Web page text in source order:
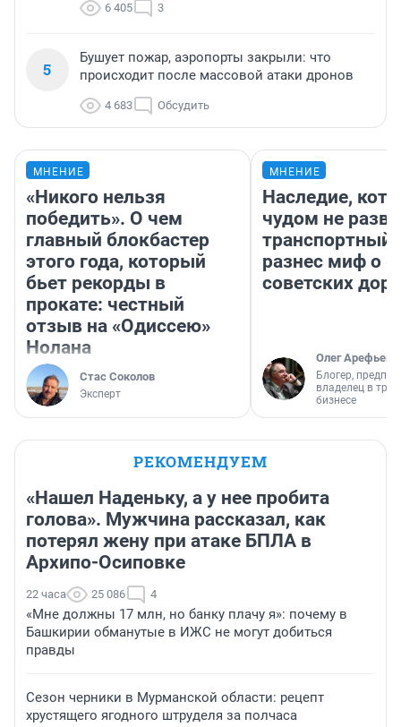
6 405 3
5
Бушует пожар, аэропорты закрыли: что
происходит после массовой атаки дронов
4 683 Обсудить
МНЕНИЕ
«Никого нельзя
победить». О чем
главный блокбастер
этого года, который
бьет рекорды в
прокате: честный
отзыв на «Одиссею»
Нолана
Стас Соколов
Эксперт
МНЕНИЕ
Наследие,
чудом не
транспортный
разнес миф о
советских
Олег Арефьев
Блогер,
владелец в
бизнесе
РЕКОМЕНДУЕМ
«Нашел Наденьку, а у нее пробита
голова». Мужчина рассказал, как
потерял жену при атаке БПЛА в
Архипо-Осиповке
22 часа 25 086 4
«Мне должны 17 млн, но банку плачу я»: почему в
Башкирии обманутые в ИЖС не могут добиться
правды
Сезон черники в Мурманской области: рецепт
хрустящего ягодного штруделя за полчаса